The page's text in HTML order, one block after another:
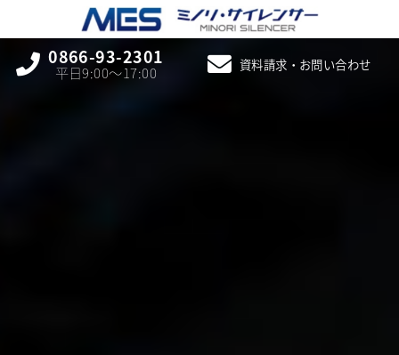
0866-93-2301
平日9:00〜17:00 資料請求・お問い合わせ